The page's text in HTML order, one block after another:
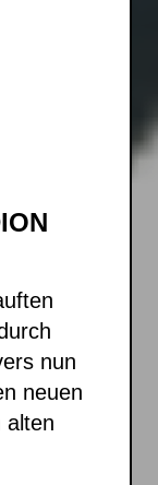
nun
neuen
alten